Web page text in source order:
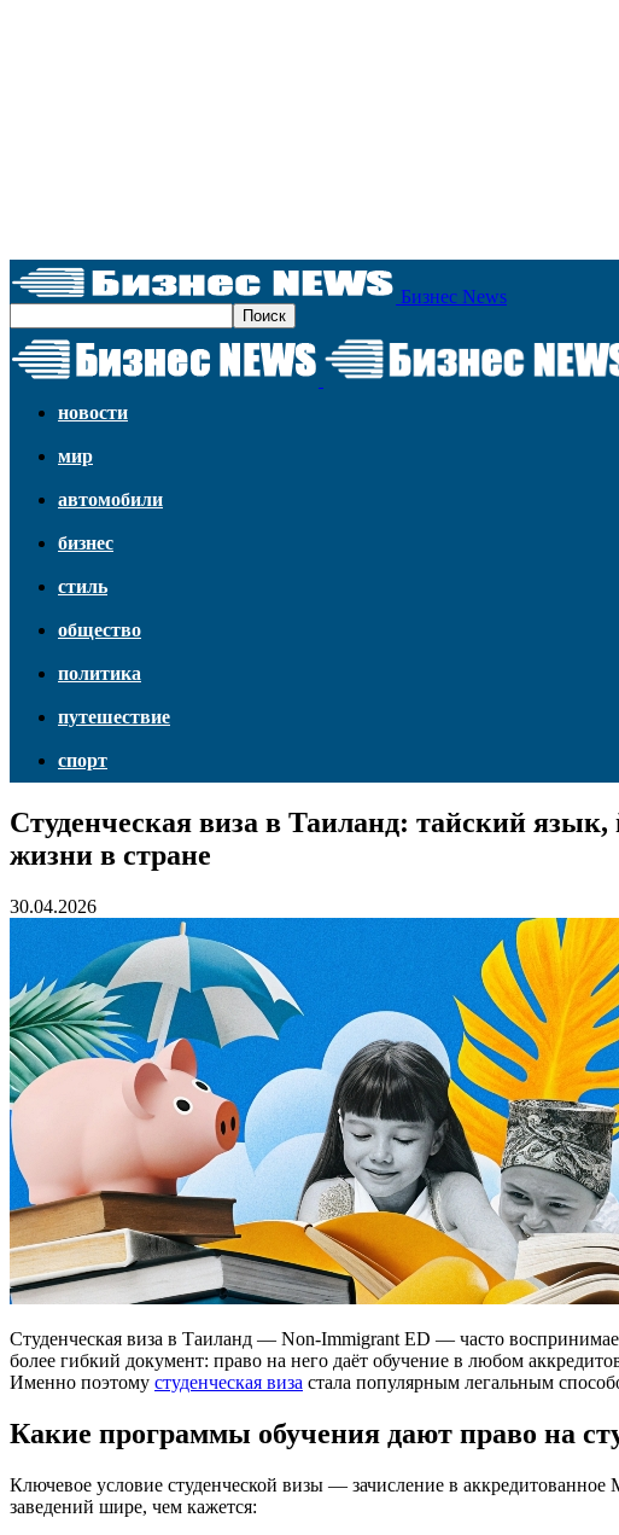
Бизнес News
новости
мир
автомобили
бизнес
стиль
общество
политика
путешествие
спорт
Студенческая виза в Таиланд: тайский
жизни в стране
30.04.2026
Студенческая виза в Таиланд — Non-Immigrant ED — часто
более гибкий документ: право на него даёт обучение в любом
Именно поэтому студенческая виза стала популярным легальным
Какие программы обучения дают право на
Ключевое условие студенческой визы — зачисление в
заведений шире, чем кажется: